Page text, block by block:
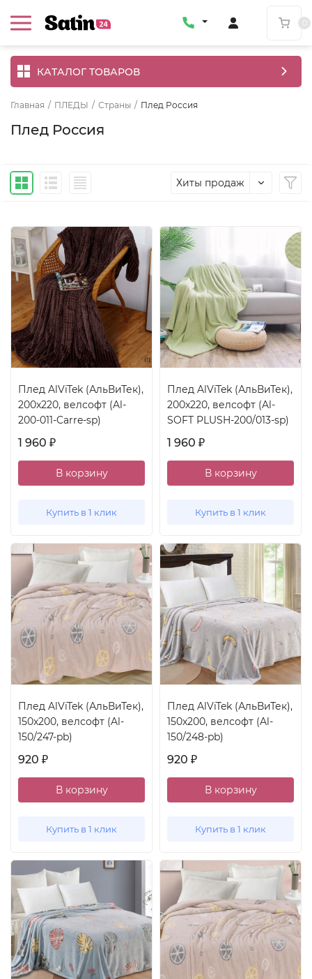
КАТАЛОГ ТОВАРОВ
Главная / ПЛЕДЫ / Страны / Плед Россия
Плед Россия
Хиты продаж
Плед AlViTek (АльВиТек),
200x220, велсофт (Al-
200-011-Carre-sp)
1 960 ₽
В корзину
Купить в 1 клик
Плед AlViTek (АльВиТек),
200x220, велсофт (Al-
SOFT PLUSH-200/013-sp)
1 960 ₽
В корзину
Купить в 1 клик
Плед AlViTek (АльВиТек),
150x200, велсофт (Al-
150/247-pb)
920 ₽
В корзину
Купить в 1 клик
Плед AlViTek (АльВиТек),
150x200, велсофт (Al-
150/248-pb)
920 ₽
В корзину
Купить в 1 клик